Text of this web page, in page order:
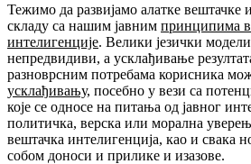
Тежимо да развијамо алатке вештачке
складу са нашим јавним принципима
интелигенције. Велики језички
непредвидиви, а усклађивање
разноврсним потребама корисника
усклађивању, посебно у вези са
које се односе на питања од јавног
политичка, верска или морална
вештачка интелигенција, као и свака
собом доноси и прилике и изазове.